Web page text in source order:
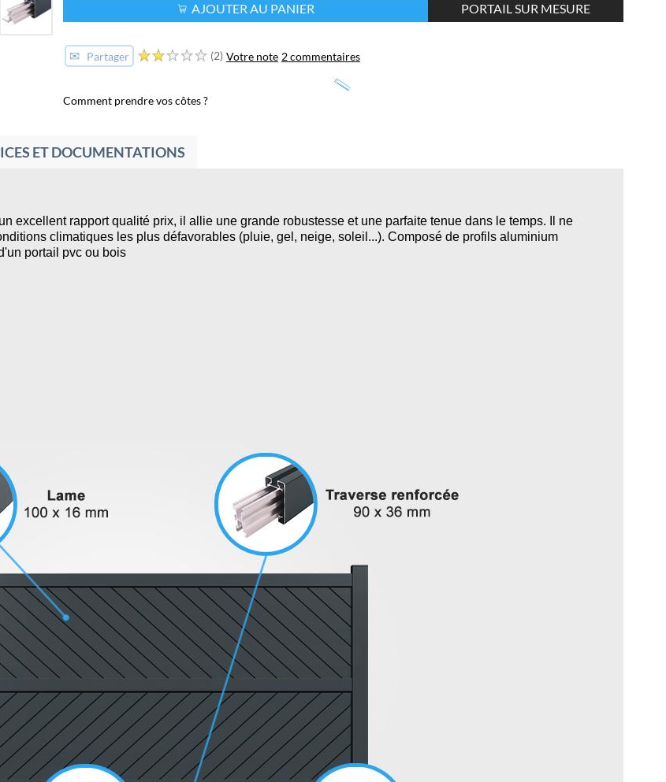
AJOUTER AU PANIER PORTAIL SUR MESURE
✉ Partager (2) Votre note 2 commentaires
Comment prendre vos côtes ?
ET DOCUMENTATIONS
excellent rapport qualité prix, il allie une grande robustesse et une parfaite tenue dans le temps. Il ne
climatiques les plus défavorables (pluie, gel, neige, soleil...). Composé de profils aluminium
portail pvc ou bois